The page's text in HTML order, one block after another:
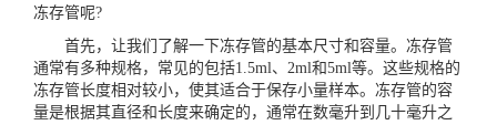
冻存管呢?
首先，让我们了解一下冻存管的基本尺寸和容量。冻存管
通常有多种规格，常见的包括1.5ml、2ml和5ml等。这些规格的
冻存管长度相对较小，使其适合于保存小量样本。冻存管的容
量是根据其直径和长度来确定的，通常在数毫升到几十毫升之